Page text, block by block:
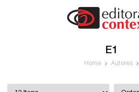
E1
Home Autores